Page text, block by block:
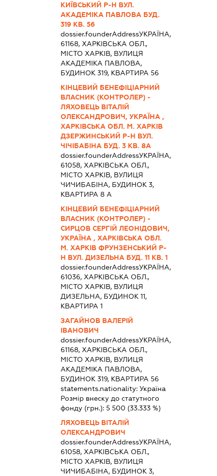
КИЇВСЬКИЙ Р-Н ВУЛ.
АКАДЕМІКА ПАВЛОВА БУД.
319 КВ. 56
dossier.founderAddressУКРАЇНА,
61168, ХАРКІВСЬКА ОБЛ.,
МІСТО ХАРКІВ, ВУЛИЦЯ
АКАДЕМІКА ПАВЛОВА,
БУДИНОК 319, КВАРТИРА 56
КІНЦЕВИЙ БЕНЕФІЦІАРНИЙ
ВЛАСНИК (КОНТРОЛЕР) -
ЛЯХОВЕЦЬ ВІТАЛІЙ
ОЛЕКСАНДРОВИЧ, УКРАЇНА ,
ХАРКІВСЬКА ОБЛ. М. ХАРКІВ
ДЗЕРЖИНСЬКИЙ Р-Н ВУЛ.
ЧІЧІБАБІНА БУД. 3 КВ. 8А
dossier.founderAddressУКРАЇНА,
61058, ХАРКІВСЬКА ОБЛ.,
МІСТО ХАРКІВ, ВУЛИЦЯ
ЧИЧИБАБІНА, БУДИНОК 3,
КВАРТИРА 8 А
КІНЦЕВИЙ БЕНЕФІЦІАРНИЙ
ВЛАСНИК (КОНТРОЛЕР) -
СИРЦОВ СЕРГІЙ ЛЕОНІДОВИЧ,
УКРАЇНА , ХАРКІВСЬКА ОБЛ.
М. ХАРКІВ ФРУНЗЕНСЬКИЙ Р-
Н ВУЛ. ДИЗЕЛЬНА БУД. 11 КВ. 1
dossier.founderAddressУКРАЇНА,
61036, ХАРКІВСЬКА ОБЛ.,
МІСТО ХАРКІВ, ВУЛИЦЯ
ДИЗЕЛЬНА, БУДИНОК 11,
КВАРТИРА 1
ЗАГАЙНОВ ВАЛЕРІЙ
ІВАНОВИЧ
dossier.founderAddressУКРАЇНА,
61168, ХАРКІВСЬКА ОБЛ.,
МІСТО ХАРКІВ, ВУЛИЦЯ
АКАДЕМІКА ПАВЛОВА,
БУДИНОК 319, КВАРТИРА 56
statements.nationality:Україна
Розмір внеску до статутного
фонду (грн.):5 500 (33.333 %)
ЛЯХОВЕЦЬ ВІТАЛІЙ
ОЛЕКСАНДРОВИЧ
dossier.founderAddressУКРАЇНА,
61058, ХАРКІВСЬКА ОБЛ.,
МІСТО ХАРКІВ, ВУЛИЦЯ
ЧИЧИБАБІНА, БУДИНОК 3,